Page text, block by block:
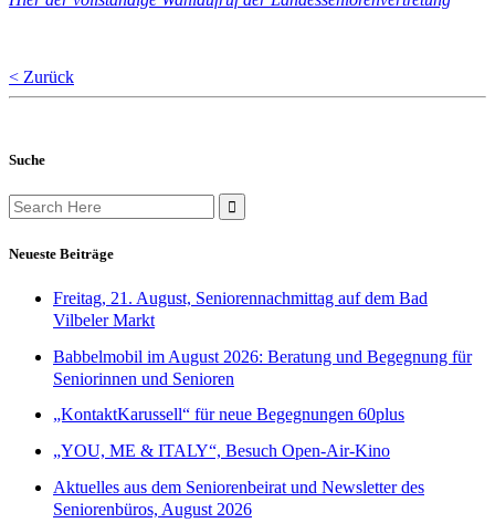
< Zurück
Suche
Search
for:
Neueste Beiträge
Freitag, 21. August, Seniorennachmittag auf dem Bad
Vilbeler Markt
Babbelmobil im August 2026: Beratung und Begegnung für
Seniorinnen und Senioren
„KontaktKarussell“ für neue Begegnungen 60plus
„YOU, ME & ITALY“, Besuch Open-Air-Kino
Aktuelles aus dem Seniorenbeirat und Newsletter des
Seniorenbüros, August 2026